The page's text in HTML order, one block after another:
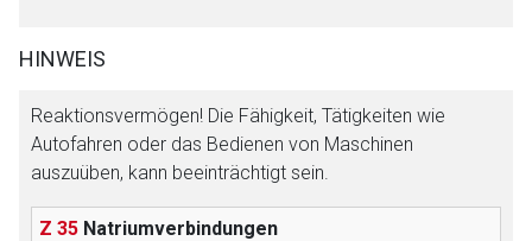
HINWEIS
Reaktionsvermögen! Die Fähigkeit, Tätigkeiten wie
Autofahren oder das Bedienen von Maschinen
auszuüben, kann beeinträchtigt sein.
Z 35 Natriumverbindungen